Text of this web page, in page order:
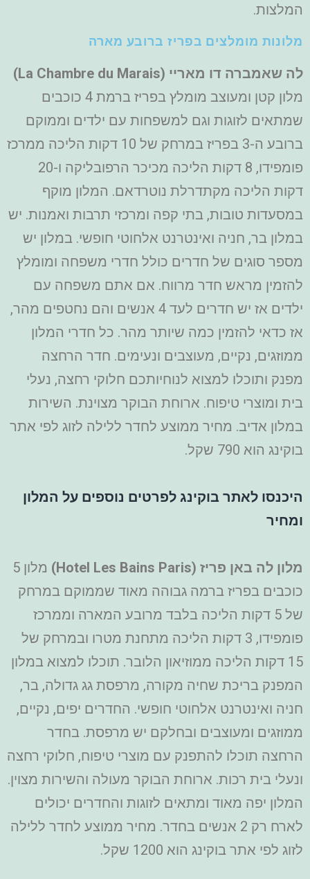
המלצות.
מלונות מומלצים בפריז ברובע מארה
לה שאמברה דו מאריי (La Chambre du Marais
)
מלון קטן ומעוצב מומלץ בפריז ברמת 4 כוכבים
שמתאים לזוגות וגם למשפחות עם ילדים וממוקם
ברובע ה-3 בפריז במרחק של 10 דקות הליכה ממרכז
פומפידו, 8 דקות הליכה מכיכר הרפובליקה ו-20
דקות הליכה מקתדרלת נוטרדאם. המלון מוקף
במסעדות טובות, בתי קפה ומרכזי תרבות ואמנות. יש
במלון בר, חניה ואינטרנט אלחוטי חופשי. במלון יש
מספר סוגים של חדרים כולל חדרי משפחה ומומלץ
להזמין מראש חדר מרווח. אם אתם משפחה עם
ילדים אז יש חדרים לעד 4 אנשים והם נחטפים מהר,
אז כדאי להזמין כמה שיותר מהר. כל חדרי המלון
ממוזגים, נקיים, מעוצבים ונעימים. חדר הרחצה
מפנק ותוכלו למצוא לנוחיותכם חלוקי רחצה, נעלי
בית ומוצרי טיפוח. ארוחת הבוקר מצוינת. השירות
במלון אדיב. מחיר ממוצע לחדר ללילה לזוג לפי אתר
בוקינג הוא 790 שקל.
היכנסו לאתר בוקינג לפרטים נוספים על המלון
ומחיר
מלון לה באן פריז (Hotel Les Bains Paris
)
מלון 5
כוכבים בפריז ברמה גבוהה מאוד שממוקם במרחק
של 5 דקות הליכה בלבד מרובע המארה וממרכז
פומפידו, 3 דקות הליכה מתחנת מטרו ובמרחק של
15 דקות הליכה ממוזיאון הלובר. תוכלו למצוא במלון
המפנק בריכת שחיה מקורה, מרפסת גג גדולה, בר,
חניה ואינטרנט אלחוטי חופשי. החדרים יפים, נקיים,
ממוזגים ומעוצבים ובחלקם יש מרפסת. בחדר
הרחצה תוכלו להתפנק עם מוצרי טיפוח, חלוקי רחצה
ונעלי בית רכות. ארוחת הבוקר מעולה והשירות מצוין.
המלון יפה מאוד ומתאים לזוגות והחדרים יכולים
לארח רק 2 אנשים בחדר. מחיר ממוצע לחדר ללילה
לזוג לפי אתר בוקינג הוא 1200 שקל.